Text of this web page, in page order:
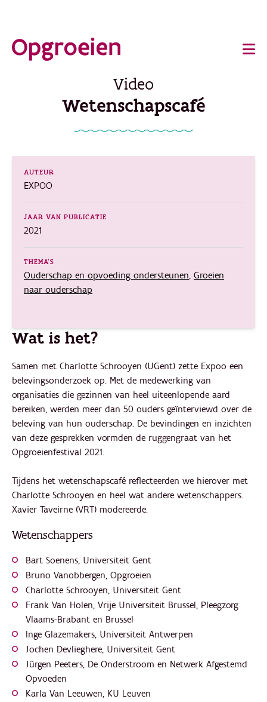
direct
Main
Video
Wetenschapscafé
Wat is het?
Samen met Charlotte Schrooyen (UGent) zette Expoo een
belevingsonderzoek op. Met de medewerking van
organisaties die gezinnen van heel uiteenlopende aard
bereiken, werden meer dan 50 ouders geïnterviewd over de
beleving van hun ouderschap. De bevindingen en inzichten
van deze gesprekken vormden de ruggengraat van het
Opgroeienfestival 2021.
Tijdens het wetenschapscafé reflecteerden we hierover met
Charlotte Schrooyen en heel wat andere wetenschappers.
Xavier Taveirne (VRT) modereerde.
Wetenschappers
Bart Soenens, Universiteit Gent
Bruno Vanobbergen, Opgroeien
Charlotte Schrooyen, Universiteit Gent
Frank Van Holen, Vrije Universiteit Brussel, Pleegzorg
Vlaams-Brabant en Brussel
Inge Glazemakers, Universiteit Antwerpen
Jochen Devlieghere, Universiteit Gent
Jürgen Peeters, De Onderstroom en Netwerk Afgestemd
Opvoeden
Karla Van Leeuwen, KU Leuven
AUTEUR
EXPOO
JAAR VAN PUBLICATIE
2021
THEMA'S
Ouderschap en opvoeding ondersteunen, Groeien
naar ouderschap